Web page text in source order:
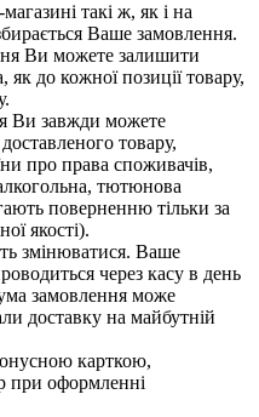
такі ж, як і на
Ваше замовлення.
Ви можете залишити
до кожної позиції товару,
Ви завжди можете
товару,
про права споживачів,
тютюнова
поверненню тільки за
якості).
змінюватися. Ваше
через касу в день
замовлення може
доставку на майбутній
карткою,
при оформленні